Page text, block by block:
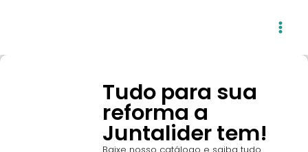
conteúdo
Tudo para sua
reforma a
Juntalider tem!